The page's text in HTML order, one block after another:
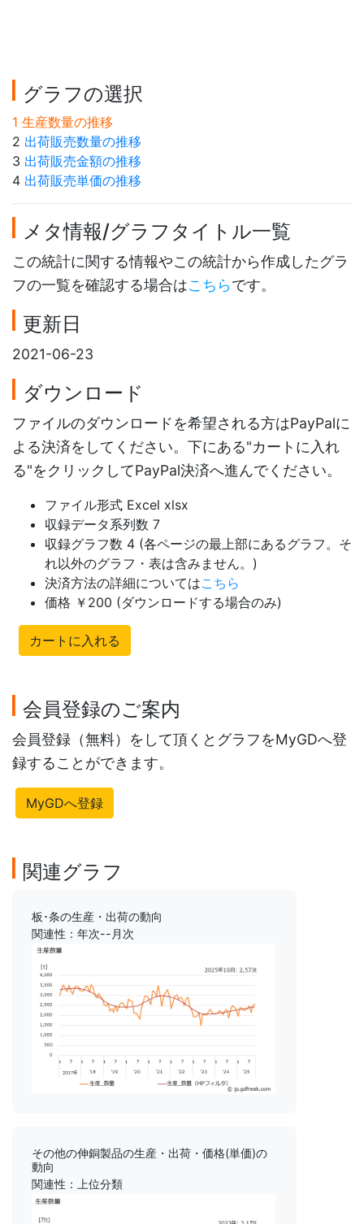
グラフの選択
1 生産数量の推移
2 出荷販売数量の推移
3 出荷販売金額の推移
4 出荷販売単価の推移
メタ情報/グラフタイトル一覧
この統計に関する情報やこの統計から作成したグラ
フの一覧を確認する場合はこちらです。
更新日
2021-06-23
ダウンロード
ファイルのダウンロードを希望される方はPayPalに
よる決済をしてください。下にある"カートに入れ
る"をクリックしてPayPal決済へ進んでください。
ファイル形式 Excel xlsx
収録データ系列数 7
収録グラフ数 4 (各ページの最上部にあるグラフ。そ
れ以外のグラフ・表は含みません。)
決済方法の詳細についてはこちら
価格 ￥200 (ダウンロードする場合のみ)
カートに入れる
会員登録のご案内
会員登録（無料）をして頂くとグラフをMyGDへ登
録することができます。
MyGDへ登録
関連グラフ
板･条の生産・出荷の動向
関連性：年次--月次
その他の伸銅製品の生産・出荷・価格(単価)の
動向
関連性：上位分類